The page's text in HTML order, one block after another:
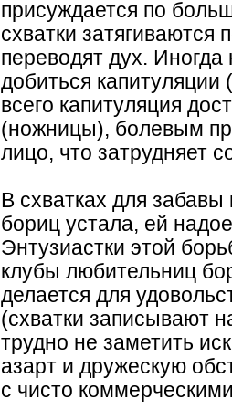
присуждается по
схватки
переводят дух.
добиться
всего капитуляция
(ножницы), болевым
лицо, что затрудняет
В схватках для забавы
бориц устала, ей
Энтузиастки этой
клубы любительниц
делается для
(схватки записывают
трудно не заметить
азарт и дружескую
с чисто